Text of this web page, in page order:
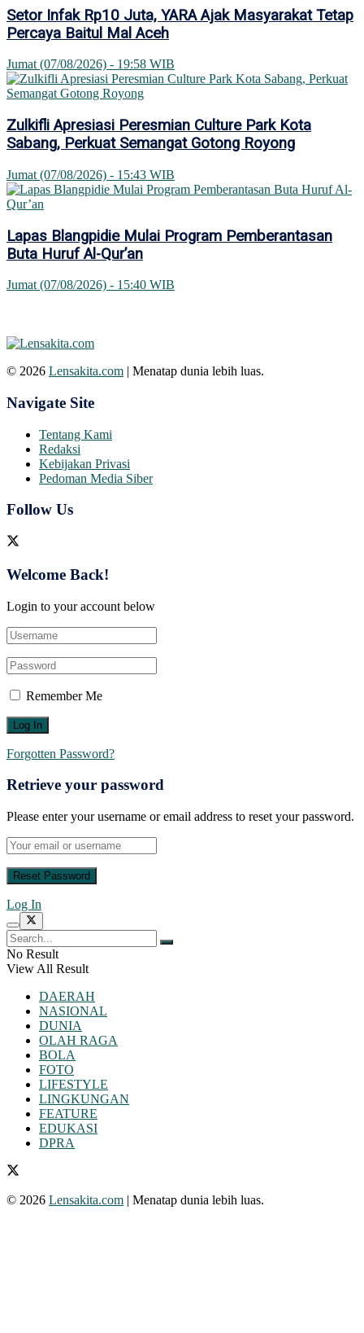
Setor Infak Rp10 Juta, YARA Ajak Masyarakat Tetap
Percaya Baitul Mal Aceh
Jumat (07/08/2026) - 19:58 WIB
Zulkifli Apresiasi Peresmian Culture Park Kota
Sabang, Perkuat Semangat Gotong Royong
Jumat (07/08/2026) - 15:43 WIB
Lapas Blangpidie Mulai Program Pemberantasan
Buta Huruf Al-Qur’an
Jumat (07/08/2026) - 15:40 WIB
© 2026 Lensakita.com | Menatap dunia lebih luas.
Navigate Site
Tentang Kami
Redaksi
Kebijakan Privasi
Pedoman Media Siber
Follow Us
Welcome Back!
Login to your account below
Remember Me
Forgotten Password?
Retrieve your password
Please enter your username or email address to reset your password.
Log In
No Result
View All Result
DAERAH
NASIONAL
DUNIA
OLAH RAGA
BOLA
FOTO
LIFESTYLE
LINGKUNGAN
FEATURE
EDUKASI
DPRA
© 2026 Lensakita.com | Menatap dunia lebih luas.